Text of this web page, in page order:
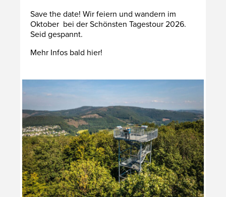
Save the date! Wir feiern und wandern im
Oktober bei der Schönsten Tagestour 2026.
Seid gespannt.
Mehr Infos bald hier!